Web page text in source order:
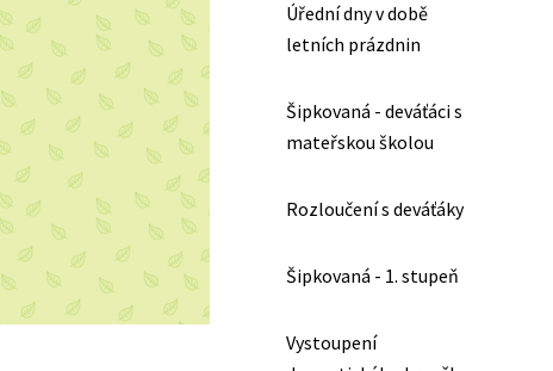
Úřední dny v době
letních prázdnin
Šipkovaná - deváťáci s
mateřskou školou
Rozloučení s deváťáky
Šipkovaná - 1. stupeň
Vystoupení